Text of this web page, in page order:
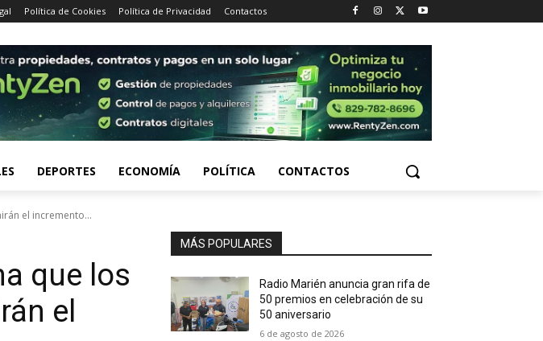
Política de Cookies Política de Privacidad Contactos
DEPORTES ECONOMÍA POLÍTICA CONTACTOS
el incremento...
que los
el
MÁS POPULARES
Radio Marién anuncia gran rifa de
50 premios en celebración de su
50 aniversario
6 de agosto de 2026